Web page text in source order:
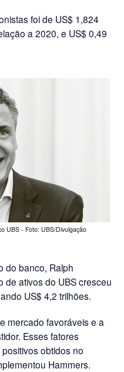
foi de US$ 1,824
a 2020, e US$ 0,49
UBS - Foto: UBS/Divulgação
do banco, Ralph
de ativos do UBS cresceu
US$ 4,2 trilhões.
mercado favoráveis e a
Esses fatores
obtidos no
Hammers.